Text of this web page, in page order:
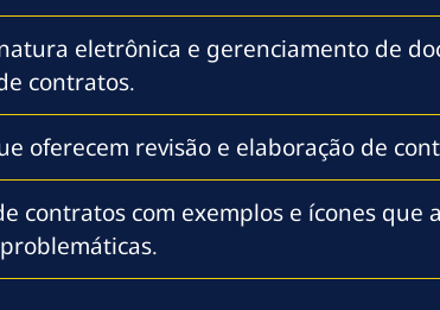
eletrônica e gerenciamento de
contratos.
oferecem revisão e elaboração de
contratos com exemplos e ícones que